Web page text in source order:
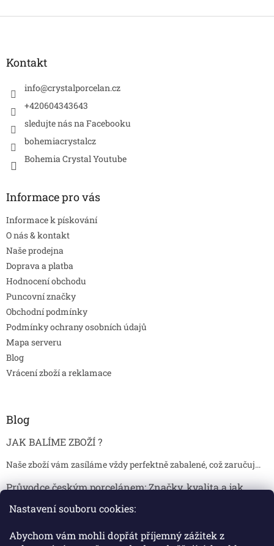
Nastavení souboru cookies:
Abychom vám mohli dopřát příjemný zážitek z
Z
Kontakt
info@crystalporcelan.cz
+420604343643
sledujte nás na Facebooku
bohemiacrystalcz
Bohemia Crystal Youtube
Informace pro vás
Informace k pískování
O nás & kontakt
Naše prodejna
Doprava a platba
Hodnocení obchodu
Puncovní značky
Obchodní podmínky
Podmínky ochrany osobních údajů
Mapa serveru
Blog
Vrácení zboží a reklamace
Blog
JAK BALÍME ZBOŽÍ ?
Naše zboží vám zasíláme vždy perfektně zabalené, což zaručuj...
Průvodce českým porcelánem: Značky, kvalita a jak
Jak skladovat broušené sklenice, aby se nepoškodily?